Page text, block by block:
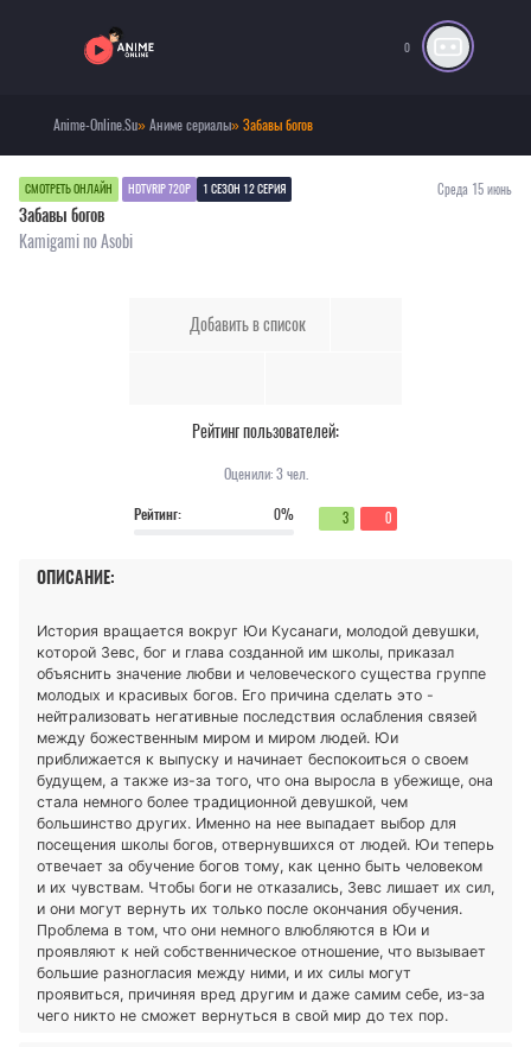
0
Anime-Online.Su»Аниме сериалы» Забавы богов
СМОТРЕТЬ ОНЛАЙН HDTVRIP 720P 1 СЕЗОН 12 СЕРИЯ Среда 15 июнь
Забавы богов
Kamigami no Asobi
Добавить в список
Рейтинг пользователей:
Оценили:3чел.
Рейтинг:
0% 3 0
ОПИСАНИЕ:
История вращается вокруг Юи Кусанаги, молодой девушки,
которой Зевс, бог и глава созданной им школы, приказал
объяснить значение любви и человеческого существа группе
молодых и красивых богов. Его причина сделать это -
нейтрализовать негативные последствия ослабления связей
между божественным миром и миром людей. Юи
приближается к выпуску и начинает беспокоиться о своем
будущем, а также из-за того, что она выросла в убежище, она
стала немного более традиционной девушкой, чем
большинство других. Именно на нее выпадает выбор для
посещения школы богов, отвернувшихся от людей. Юи теперь
отвечает за обучение богов тому, как ценно быть человеком
и их чувствам. Чтобы боги не отказались, Зевс лишает их сил,
и они могут вернуть их только после окончания обучения.
Проблема в том, что они немного влюбляются в Юи и
проявляют к ней собственническое отношение, что вызывает
большие разногласия между ними, и их силы могут
проявиться, причиняя вред другим и даже самим себе, из-за
чего никто не сможет вернуться в свой мир до тех пор.